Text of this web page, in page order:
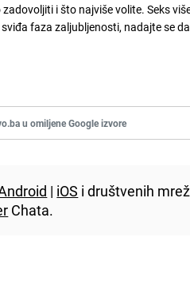
i što najviše volite. Seks
faza zaljubljenosti, nadajte se
u omiljene Google izvore
| iOS i društvenih
Chata.